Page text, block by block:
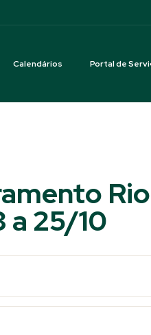
Calendários Portal de
a 25/10